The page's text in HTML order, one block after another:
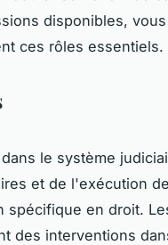
disponibles,
ces rôles essentiels.
le système
et de l'exécution
spécifique en droit.
des interventions